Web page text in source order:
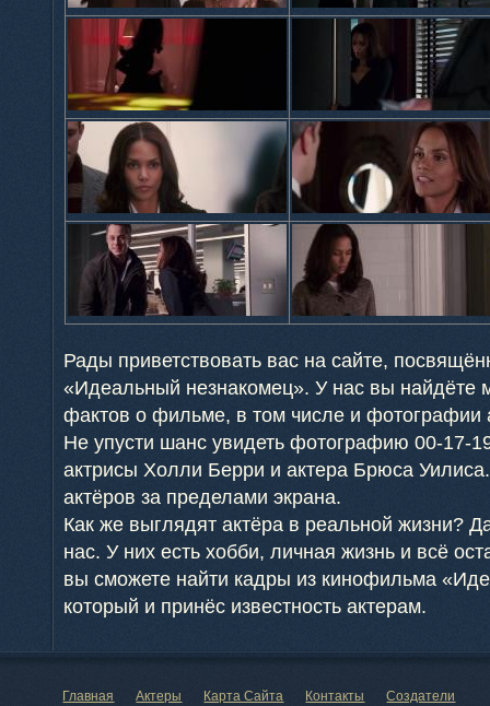
Рады приветствовать вас на сайте,
«Идеальный незнакомец». У нас вы найдёте
фактов о фильме, в том числе и фотографии
Не упусти шанс увидеть фотографию 00-17-
актрисы Холли Берри и актера Брюса
актёров за пределами экрана.
Как же выглядят актёра в реальной жизни?
нас. У них есть хобби, личная жизнь и всё
вы сможете найти кадры из кинофильма
который и принёс известность актерам.
Главная Актеры Карта Сайта Контакты Создатели